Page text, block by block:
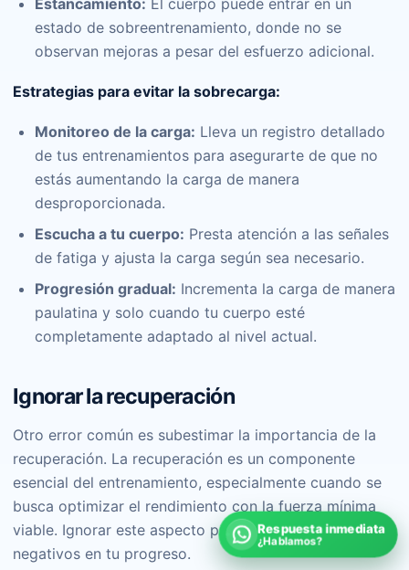
Estancamiento: El cuerpo puede entrar en un
estado de sobreentrenamiento, donde no se
observan mejoras a pesar del esfuerzo adicional.
Estrategias para evitar la sobrecarga:
Monitoreo de la carga: Lleva un registro detallado
de tus entrenamientos para asegurarte de que no
estás aumentando la carga de manera
desproporcionada.
Escucha a tu cuerpo: Presta atención a las señales
de fatiga y ajusta la carga según sea necesario.
Progresión gradual: Incrementa la carga de manera
paulatina y solo cuando tu cuerpo esté
completamente adaptado al nivel actual.
Ignorar la recuperación
Otro error común es subestimar la importancia de la
recuperación. La recuperación es un componente
esencial del entrenamiento, especialmente cuando se
busca optimizar el rendimiento con la fuerza mínima
viable. Ignorar este aspecto puede tener efectos
negativos en tu progreso.
Respuesta inmediata
¿Hablamos?